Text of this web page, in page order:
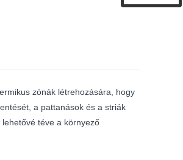
zónák létrehozására, hogy
a pattanások és a striák
téve a környező